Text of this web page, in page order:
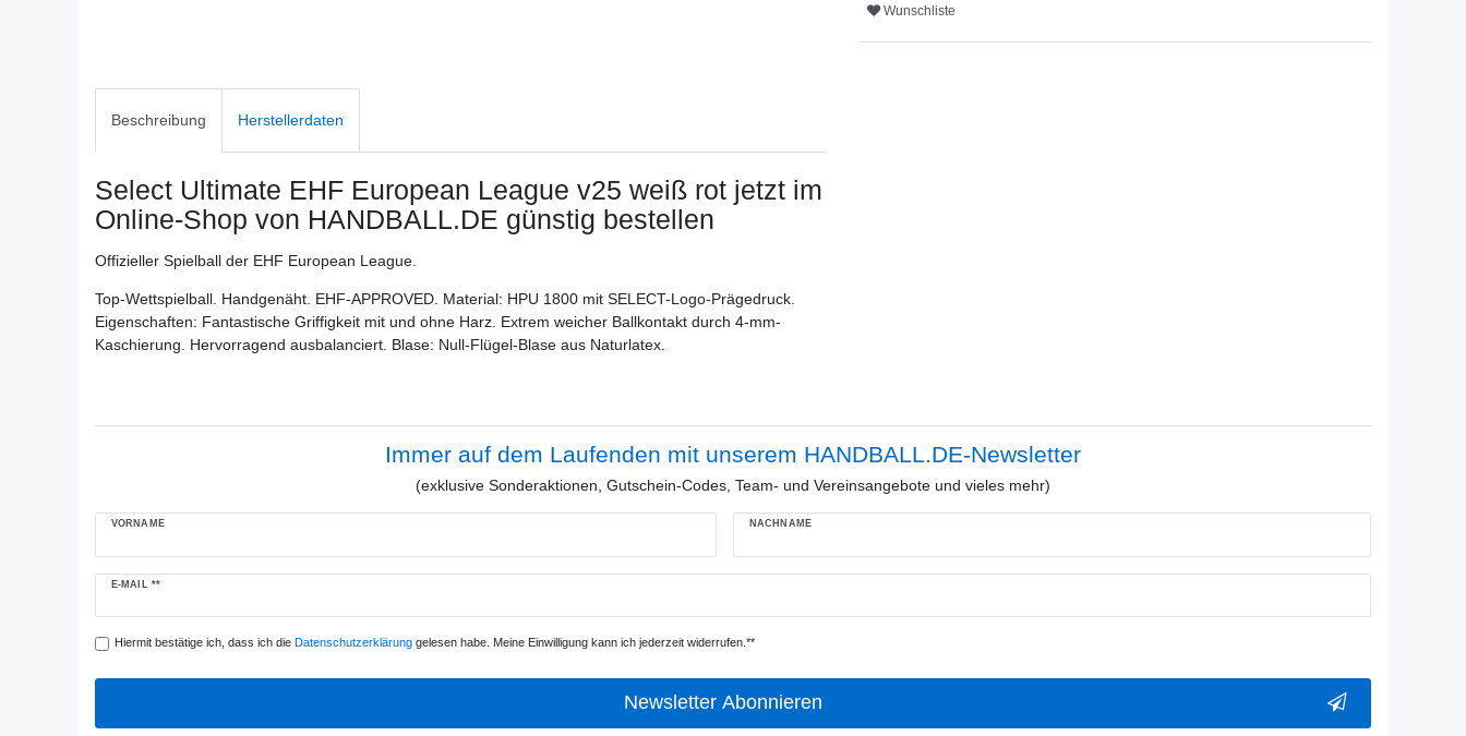
Wunschliste
Beschreibung Herstellerdaten
Select Ultimate EHF European League v25 weiß rot jetzt im
Online-Shop von HANDBALL.DE günstig bestellen
Offizieller Spielball der EHF European League.
Top-Wettspielball. Handgenäht. EHF-APPROVED. Material: HPU 1800 mit SELECT-Logo-Prägedruck.
Eigenschaften: Fantastische Griffigkeit mit und ohne Harz. Extrem weicher Ballkontakt durch 4-mm-
Kaschierung. Hervorragend ausbalanciert. Blase: Null-Flügel-Blase aus Naturlatex.
Immer auf dem Laufenden mit unserem HANDBALL.DE-Newsletter
(exklusive Sonderaktionen, Gutschein-Codes, Team- und Vereinsangebote und vieles mehr)
VORNAME NACHNAME
E-MAIL **
Newsletter
Hiermit bestätige ich, dass ich die Daten­schutz­erklärunggelesen habe. Meine Einwilligung kann ich jederzeit widerrufen.**
Newsletter Abonnieren